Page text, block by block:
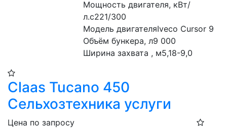
Мощность двигателя, кВт/
л.с221/300
Модель двигателяIveco Cursor 9
Объём бункера, л9 000
Ширина захвата , м5,18-9,0
Claas Tucano 450
Сельхозтехника услуги
Цена по запросу